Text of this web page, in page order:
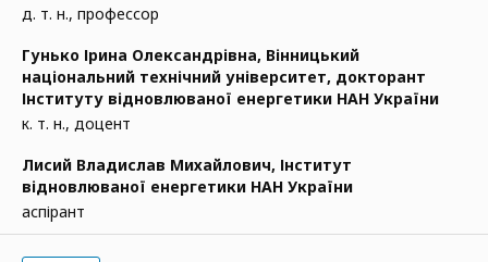
д. т. н., профессор
Гунько Ірина Олександрівна, Вінницький
національний технічний університет, докторант
Інституту відновлюваної енергетики НАН України
к. т. н., доцент
Лисий Владислав Михайлович, Інститут
відновлюваної енергетики НАН України
аспірант